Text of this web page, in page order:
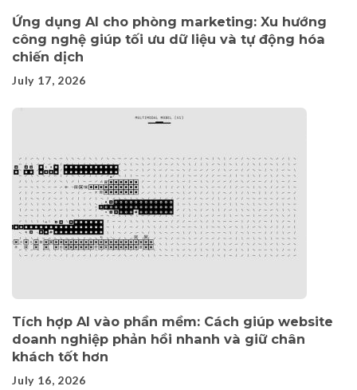
Ứng dụng AI cho phòng marketing: Xu hướng
công nghệ giúp tối ưu dữ liệu và tự động hóa
chiến dịch
July 17, 2026
Tích hợp AI vào phần mềm: Cách giúp website
doanh nghiệp phản hồi nhanh và giữ chân
khách tốt hơn
July 16, 2026